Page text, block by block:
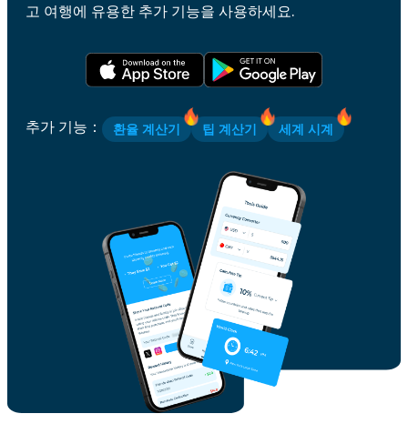
고 여행에 유용한 추가 기능을 사용하세요.
추가 기능 ： 환율 계산기 팁 계산기 세계 시계